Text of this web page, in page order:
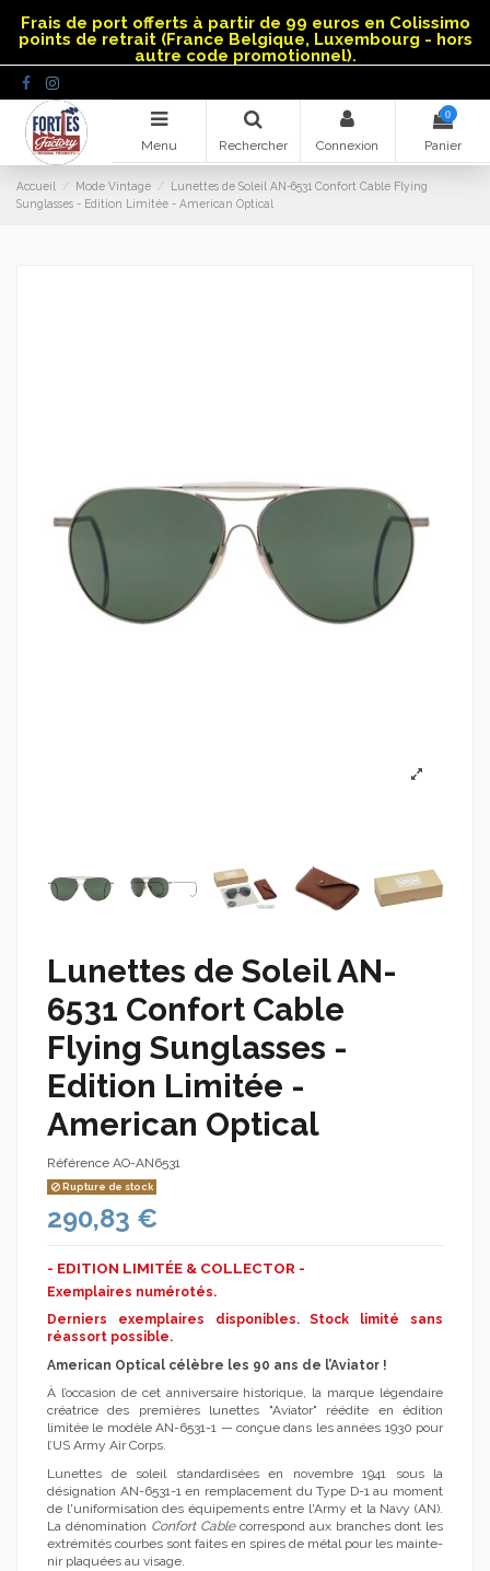
Frais de port offerts à partir de 99 euros en Colissimo
points de retrait (France Belgique, Luxembourg - hors
autre code promotionnel).
Menu Rechercher Connexion
0
Panier
Accueil Mode Vintage
Lunettes de Soleil AN-6531 Confort Cable Flying
Sunglasses - Edition Limitée - American Optical
Lunettes de Soleil AN-
6531 Confort Cable
Flying Sunglasses -
Edition Limitée -
American Optical
Référence AO-AN6531
Rupture de stock
290,83 €
- EDITION LIMITÉE & COLLECTOR -
Exemplaires numérotés.
Derniers exemplaires disponibles. Stock limité sans
réassort possible.
American Optical célèbre les 90 ans de l’Aviator !
À l’occasion de cet anniversaire historique, la marque légendaire
créatrice des premières lunettes "Aviator" réédite en édition
limitée le modèle AN-6531-1 — conçue dans les années 1930 pour
l’US Army Air Corps.
Lunettes de soleil standardisées en novembre 1941 sous la
désignation AN-6531-1 en remplacement du Type D-1 au moment
de l'uniformisation des équipements entre l'Army et la Navy (AN).
La déno­mination Confort Cablecorrespond aux branches dont les
extrémités courbes sont faites en spires de métal pour les mainte­
nir plaquées au visage.